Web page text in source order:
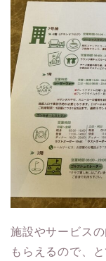
施設やサービス
もらえるので、